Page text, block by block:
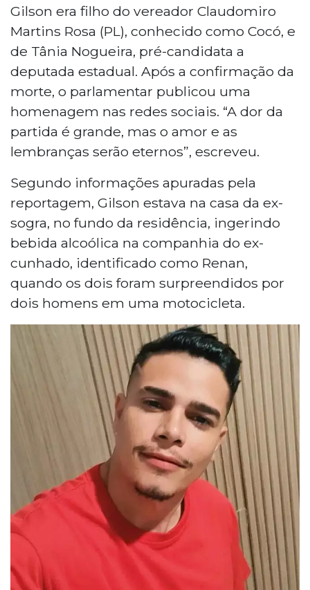
do vereador Claudomiro Martins Rosa,
morreu após ser baleado em sua
residência em Costa Rica, a 384 km de
Campo Grande, na noite de sábado. O
cunhado, Renan, também foi atingido e
está internado em estado estável. Dois
homens chegaram em moto e um deles
efetuou pelo menos cinco disparos. A
Polícia Civil investiga o caso.
Gilson era filho do vereador Claudomiro
Martins Rosa (PL), conhecido como Cocó, e
de Tânia Nogueira, pré-candidata a
deputada estadual. Após a confirmação da
morte, o parlamentar publicou uma
homenagem nas redes sociais. “A dor da
partida é grande, mas o amor e as
lembranças serão eternos”, escreveu.
Segundo informações apuradas pela
reportagem, Gilson estava na casa da ex-
sogra, no fundo da residência, ingerindo
bebida alcoólica na companhia do ex-
cunhado, identificado como Renan,
quando os dois foram surpreendidos por
dois homens em uma motocicleta.